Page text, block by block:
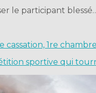
le participant
cassation, 1re
sportive qui